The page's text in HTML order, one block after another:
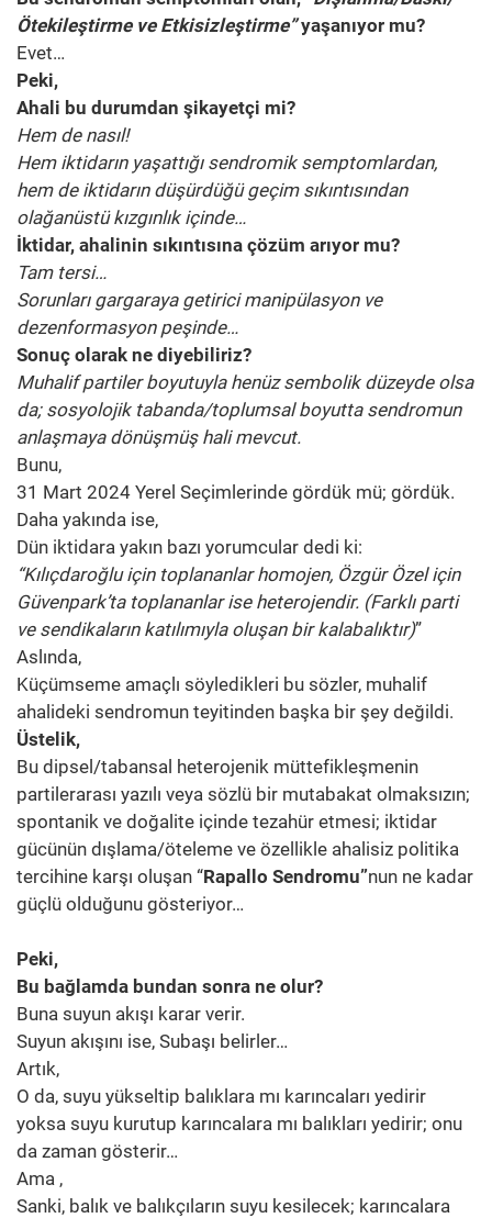
Ötekileştirme ve Etkisizleştirme”yaşanıyor mu?
Evet…
Peki,
Ahali bu durumdan şikayetçi mi?
Hem de nasıl!
Hem iktidarın yaşattığı sendromik semptomlardan,
hem de iktidarın düşürdüğü geçim sıkıntısından
olağanüstü kızgınlık içinde…
İktidar, ahalinin sıkıntısına çözüm arıyor mu?
Tam tersi…
Sorunları gargaraya getirici manipülasyon ve
dezenformasyon peşinde…
Sonuç olarak ne diyebiliriz?
Muhalif partiler boyutuyla henüz sembolik düzeyde olsa
da; sosyolojik tabanda/toplumsal boyutta sendromun
anlaşmaya dönüşmüş hali mevcut.
Bunu,
31 Mart 2024 Yerel Seçimlerinde gördük mü; gördük.
Daha yakında ise,
Dün iktidara yakın bazı yorumcular dedi ki:
“Kılıçdaroğlu için toplananlar homojen, Özgür Özel için
Güvenpark’ta toplananlar ise heterojendir. (Farklı parti
ve sendikaların katılımıyla oluşan bir kalabalıktır)”
Aslında,
Küçümseme amaçlı söyledikleri bu sözler, muhalif
ahalideki sendromun teyitinden başka bir şey değildi.
Üstelik,
Bu dipsel/tabansal heterojenik müttefikleşmenin
partilerarası yazılı veya sözlü bir mutabakat olmaksızın;
spontanik ve doğalite içinde tezahür etmesi; iktidar
gücünün dışlama/öteleme ve özellikle ahalisiz politika
tercihine karşı oluşan “Rapallo Sendromu”nun ne kadar
güçlü olduğunu gösteriyor…
Peki,
Bu bağlamda bundan sonra ne olur?
Buna suyun akışı karar verir.
Suyun akışını ise, Subaşı belirler…
Artık,
O da, suyu yükseltip balıklara mı karıncaları yedirir
yoksa suyu kurutup karıncalara mı balıkları yedirir; onu
da zaman gösterir…
Ama ,
Sanki, balık ve balıkçıların suyu kesilecek; karıncalara